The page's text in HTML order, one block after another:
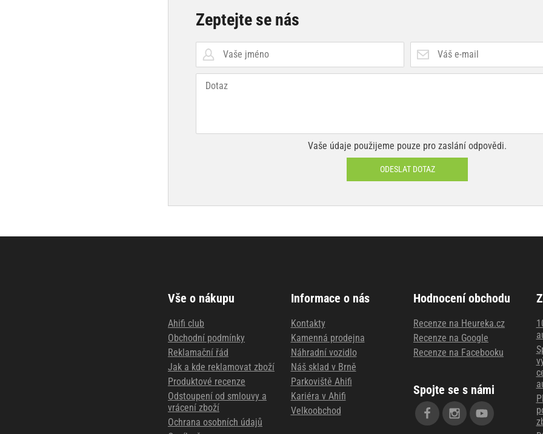
Zeptejte se nás
Vaše údaje použijeme pouze pro zaslání odpovědi.
ODESLAT DOTAZ
Vše o nákupu
Ahifi club
Obchodní podmínky
Reklamační řád
Jak a kde reklamovat zboží
Produktové recenze
Odstoupení od smlouvy a
vrácení zboží
Ochrana osobních údajů
Informace o nás
Kontakty
Kamenná prodejna
Náhradní vozidlo
Náš sklad v Brně
Parkoviště Ahifi
Kariéra v Ahifi
Velkoobchod
Hodnocení obchodu
Recenze na Heureka.cz
Recenze na Google
Recenze na Facebooku
Spojte se s námi